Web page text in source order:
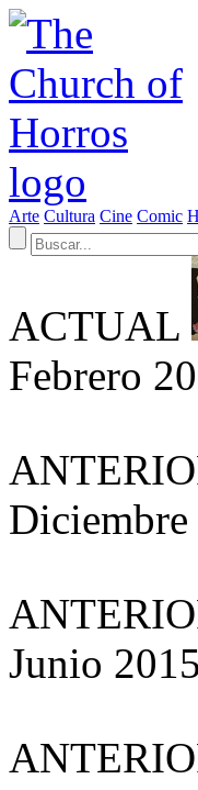
Arte Cultura Cine Comic
ACTUAL
Febrero
Diciembre
Junio 2015